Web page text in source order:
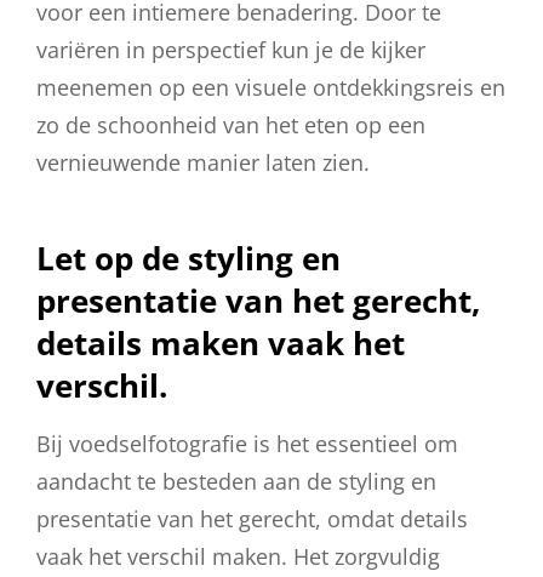
voor een intiemere benadering. Door te
variëren in perspectief kun je de kijker
meenemen op een visuele ontdekkingsreis en
zo de schoonheid van het eten op een
vernieuwende manier laten zien.
Let op de styling en
presentatie van het gerecht,
details maken vaak het
verschil.
Bij voedselfotografie is het essentieel om
aandacht te besteden aan de styling en
presentatie van het gerecht, omdat details
vaak het verschil maken. Het zorgvuldig